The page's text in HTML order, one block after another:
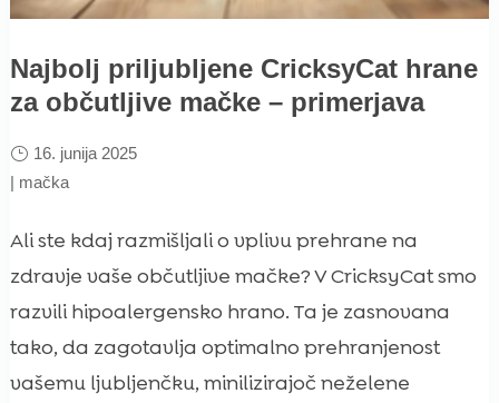
Najbolj priljubljene CricksyCat hrane
za občutljive mačke – primerjava
16. junija 2025
| mačka
Ali ste kdaj razmišljali o vplivu prehrane na
zdravje vaše občutljive mačke? V CricksyCat smo
razvili hipoalergensko hrano. Ta je zasnovana
tako, da zagotavlja optimalno prehranjenost
vašemu ljubljenčku, minilizirajoč neželene